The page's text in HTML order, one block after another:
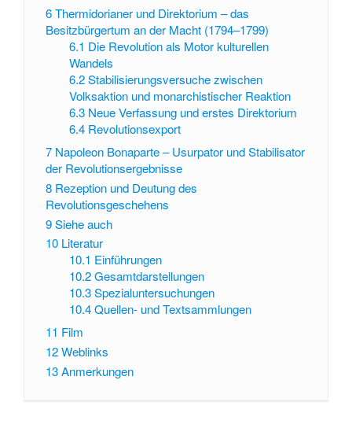
6Thermidorianer und Direktorium – das
Besitzbürgertum an der Macht (1794–1799)
6.1 Die Revolution als Motor kulturellen
Wandels
6.2 Stabilisierungsversuche zwischen
Volksaktion und monarchistischer Reaktion
6.3 Neue Verfassung und erstes Direktorium
6.4 Revolutionsexport
7 Napoleon Bonaparte – Usurpator und Stabilisator
der Revolutionsergebnisse
8 Rezeption und Deutung des
Revolutionsgeschehens
9Siehe auch
10 Literatur
10.1 Einführungen
10.2 Gesamtdarstellungen
10.3 Spezialuntersuchungen
10.4 Quellen- und Textsammlungen
11 Film
12Weblinks
13Anmerkungen